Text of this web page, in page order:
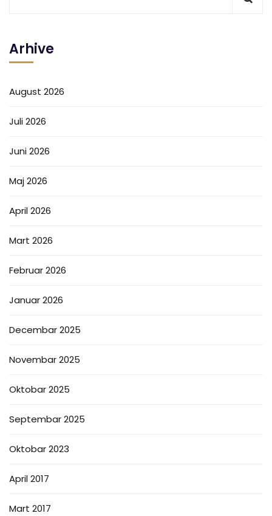
Arhive
August 2026
Juli 2026
Juni 2026
Maj 2026
April 2026
Mart 2026
Februar 2026
Januar 2026
Decembar 2025
Novembar 2025
Oktobar 2025
Septembar 2025
Oktobar 2023
April 2017
Mart 2017